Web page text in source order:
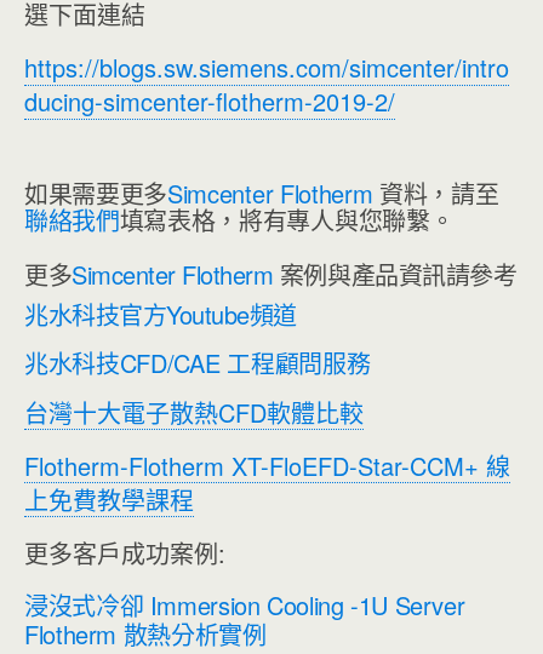
選下面連結
https://blogs.sw.siemens.com/simcenter/intro
ducing-simcenter-flotherm-2019-2/
如果需要更多Simcenter Flotherm 資料，請至
聯絡我們填寫表格，將有專人與您聯繫。
更多Simcenter Flotherm 案例與產品資訊請參考
兆水科技官方Youtube頻道
兆水科技CFD/CAE 工程顧問服務
台灣十大電子散熱CFD軟體比較
Flotherm-Flotherm XT-FloEFD-Star-CCM+ 線
上免費教學課程
更多客戶成功案例:
浸沒式冷卻 Immersion Cooling -1U Server
Flotherm 散熱分析實例